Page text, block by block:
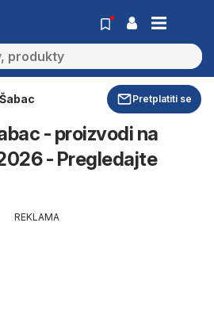
Pretplatiti se
- proizvodi na
- Pregledajte
REKLAMA